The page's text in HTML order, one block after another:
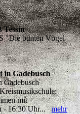
Tessin
"Die bunten Vögel
in Gadebusch
Gadebusch
mit
- 16:30 Uhr...mehr